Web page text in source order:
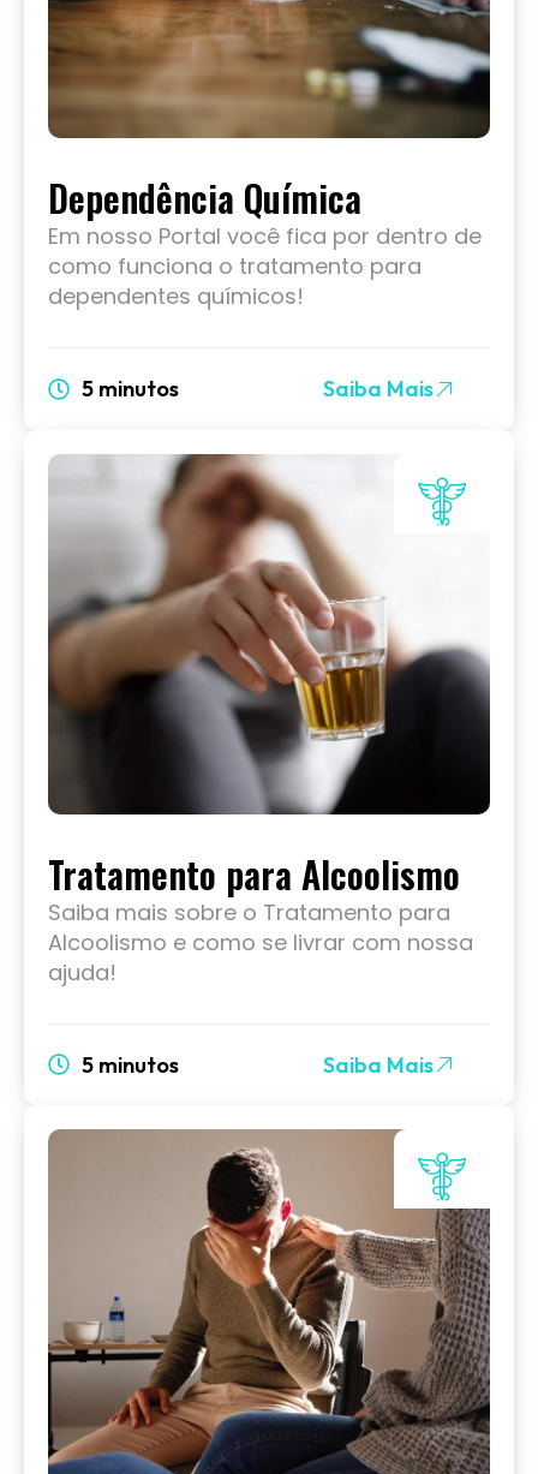
Dependência Química
Em nosso Portal você fica por dentro de
como funciona o tratamento para
dependentes químicos!
5 minutos Saiba Mais
Tratamento para Alcoolismo
Saiba mais sobre o Tratamento para
Alcoolismo e como se livrar com nossa
ajuda!
5 minutos Saiba Mais